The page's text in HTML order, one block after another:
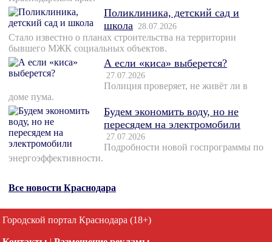
Поликлиника, детский сад и
школа 28.07.2026
Стало известно о планах строительства на территории
бывшего МЖК социальных объектов.
А если «киса» выберется?
27.07.2026
Полиция проверяет, не живёт ли в
доме пума.
Будем экономить воду, но не
пересядем на электромобили
27.07.2026
Подробности новой госпрограммы по
энергоэффективности.
Все новости Краснодара
Городской портал Краснодара (18+)